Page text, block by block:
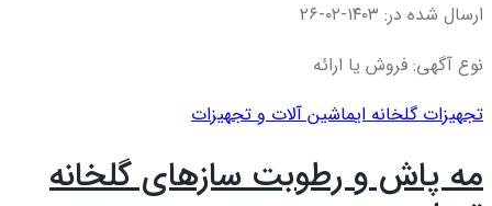
ارسال شده در: ۱۴۰۳-۰۲-۲۶
نوع آگهی: فروش یا ارائه
تجهیزات گلخانه ایماشین آلات و تجهیزات
مه پاش و رطوبت سازهای گلخانه